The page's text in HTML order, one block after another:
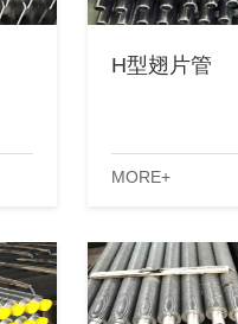
H型翅片管
MORE+